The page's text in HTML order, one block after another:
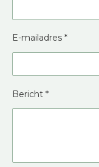
E-mailadres *
Bericht *